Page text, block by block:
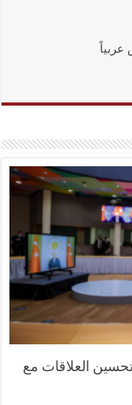
عربياً
العلاقات مع